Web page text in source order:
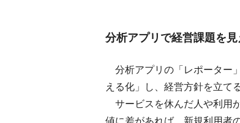
分析アプリで経営課題を
分析アプリの「レポーター
える化」し、経営方針を立て
サービスを休んだ人や利用